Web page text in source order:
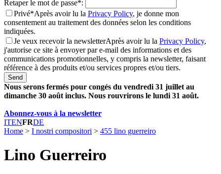
Retaper le mot de passe*:
Privé*Après avoir lu la Privacy Policy, je donne mon
consentement au traitement des données selon les conditions
indiquées.
Je veux recevoir la newsletterAprès avoir lu la Privacy Policy,
j'autorise ce site à envoyer par e-mail des informations et des
communications promotionnelles, y compris la newsletter, faisant
référence à des produits et/ou services propres et/ou tiers.
Send
Nous serons fermés pour congés du vendredi 31 juillet au
dimanche 30 août inclus. Nous rouvrirons le lundi 31 août.
Abonnez-vous à la newsletter
ITENFRDE
Home > I nostri compositori > 455 lino guerreiro
Lino Guerreiro